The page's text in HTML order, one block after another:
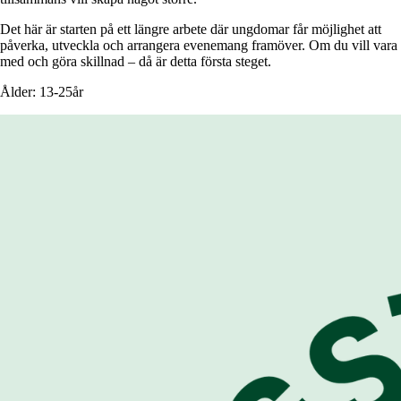
Det här är starten på ett längre arbete där ungdomar får möjlighet att
påverka, utveckla och arrangera evenemang framöver. Om du vill vara
med och göra skillnad – då är detta första steget.
Ålder: 13-25år